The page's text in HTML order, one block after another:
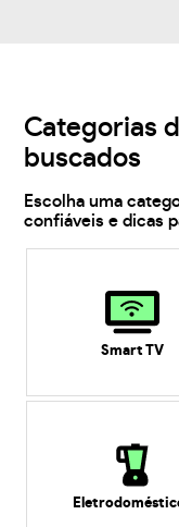
Categorias
buscados
Escolha uma
confiáveis e dicas
Smart TV